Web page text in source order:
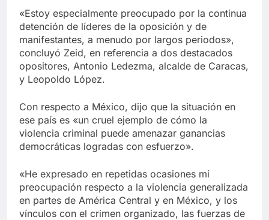
«Estoy especialmente preocupado por la continua
detención de líderes de la oposición y de
manifestantes, a menudo por largos periodos»,
concluyó Zeid, en referencia a dos destacados
opositores, Antonio Ledezma, alcalde de Caracas,
y Leopoldo López.
Con respecto a México, dijo que la situación en
ese país es «un cruel ejemplo de cómo la
violencia criminal puede amenazar ganancias
democráticas logradas con esfuerzo».
«He expresado en repetidas ocasiones mi
preocupación respecto a la violencia generalizada
en partes de América Central y en México, y los
vínculos con el crimen organizado, las fuerzas de